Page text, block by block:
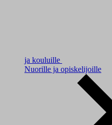
ja kouluille
Nuorille ja opiskelijoille